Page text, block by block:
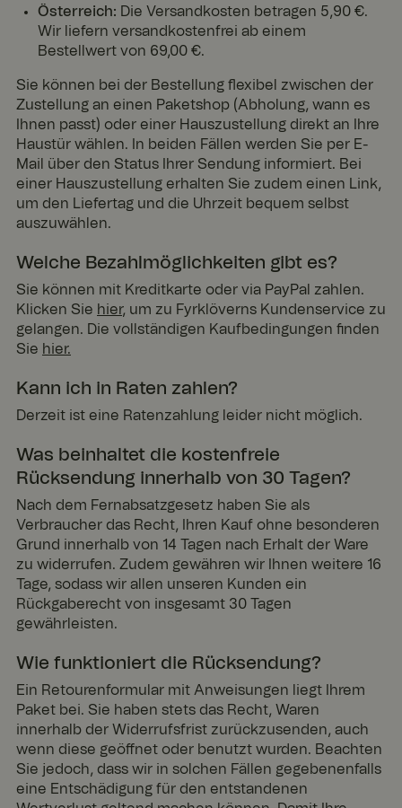
Österreich: Die Versandkosten betragen 5,90 €.
Wir liefern versandkostenfrei ab einem
Bestellwert von 69,00 €.
Sie können bei der Bestellung flexibel zwischen der
Zustellung an einen Paketshop (Abholung, wann es
Ihnen passt) oder einer Hauszustellung direkt an Ihre
Haustür wählen. In beiden Fällen werden Sie per E-
Mail über den Status Ihrer Sendung informiert. Bei
einer Hauszustellung erhalten Sie zudem einen Link,
um den Liefertag und die Uhrzeit bequem selbst
auszuwählen.
Welche Bezahlmöglichkeiten gibt es?
Sie können mit Kreditkarte oder via PayPal zahlen.
Klicken Sie hier, um zu Fyrklöverns Kundenservice zu
gelangen. Die vollständigen Kaufbedingungen finden
Sie hier.
Kann ich in Raten zahlen?
Derzeit ist eine Ratenzahlung leider nicht möglich.
Was beinhaltet die kostenfreie
Rücksendung innerhalb von 30 Tagen?
Nach dem Fernabsatzgesetz haben Sie als
Verbraucher das Recht, Ihren Kauf ohne besonderen
Grund innerhalb von 14 Tagen nach Erhalt der Ware
zu widerrufen. Zudem gewähren wir Ihnen weitere 16
Tage, sodass wir allen unseren Kunden ein
Rückgaberecht von insgesamt 30 Tagen
gewährleisten.
Wie funktioniert die Rücksendung?
Ein Retourenformular mit Anweisungen liegt Ihrem
Paket bei. Sie haben stets das Recht, Waren
innerhalb der Widerrufsfrist zurückzusenden, auch
wenn diese geöffnet oder benutzt wurden. Beachten
Sie jedoch, dass wir in solchen Fällen gegebenenfalls
eine Entschädigung für den entstandenen